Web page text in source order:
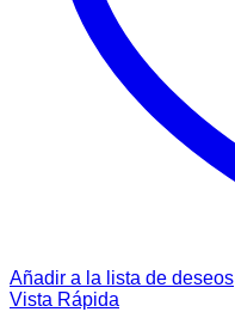
Añadir a la lista de deseos
Vista Rápida